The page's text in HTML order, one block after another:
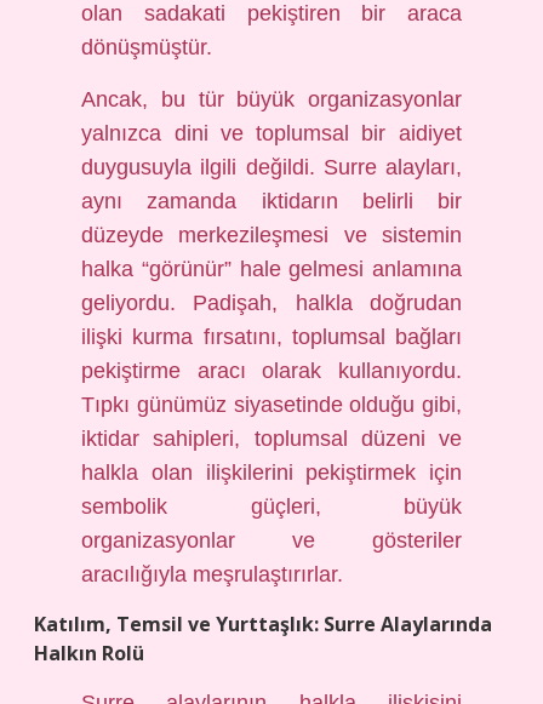
olan sadakati pekiştiren bir araca
dönüşmüştür.
Ancak, bu tür büyük organizasyonlar
yalnızca dini ve toplumsal bir aidiyet
duygusuyla ilgili değildi. Surre alayları,
aynı zamanda iktidarın belirli bir
düzeyde merkezileşmesi ve sistemin
halka “görünür” hale gelmesi anlamına
geliyordu. Padişah, halkla doğrudan
ilişki kurma fırsatını, toplumsal bağları
pekiştirme aracı olarak kullanıyordu.
Tıpkı günümüz siyasetinde olduğu gibi,
iktidar sahipleri, toplumsal düzeni ve
halkla olan ilişkilerini pekiştirmek için
sembolik güçleri, büyük
organizasyonlar ve gösteriler
aracılığıyla meşrulaştırırlar.
Katılım, Temsil ve Yurttaşlık: Surre Alaylarında
Halkın Rolü